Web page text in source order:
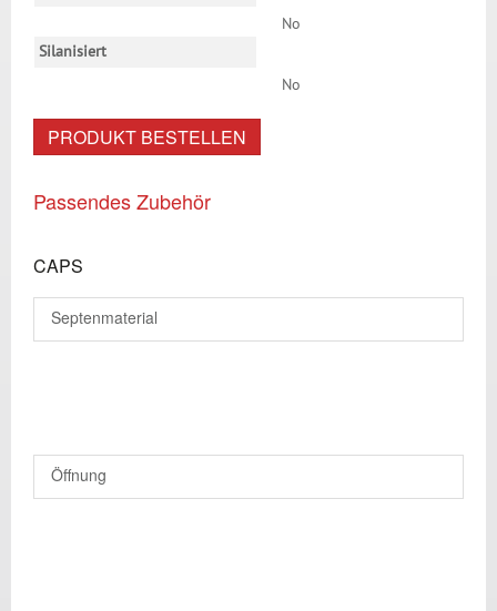
No
Silanisiert
No
PRODUKT BESTELLEN
Passendes Zubehör
CAPS
Septenmaterial
Öffnung